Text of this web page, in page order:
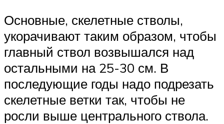
Основные, скелетные стволы,
укорачивают таким образом, чтобы
главный ствол возвышался над
остальными на 25-30 см. В
последующие годы надо подрезать
скелетные ветки так, чтобы не
росли выше центрального ствола.